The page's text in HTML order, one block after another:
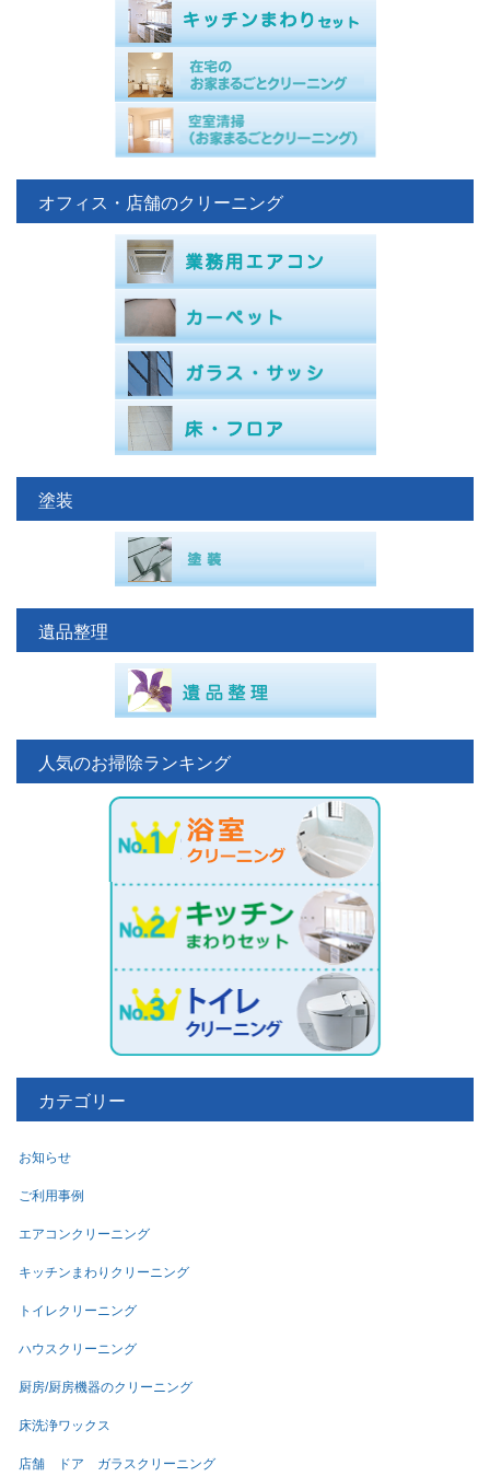
オフィス・店舗のクリーニング
塗装
遺品整理
人気のお掃除ランキング
カテゴリー
お知らせ
ご利用事例
エアコンクリーニング
キッチンまわりクリーニング
トイレクリーニング
ハウスクリーニング
厨房/厨房機器のクリーニング
床洗浄ワックス
店舗 ドア ガラスクリーニング